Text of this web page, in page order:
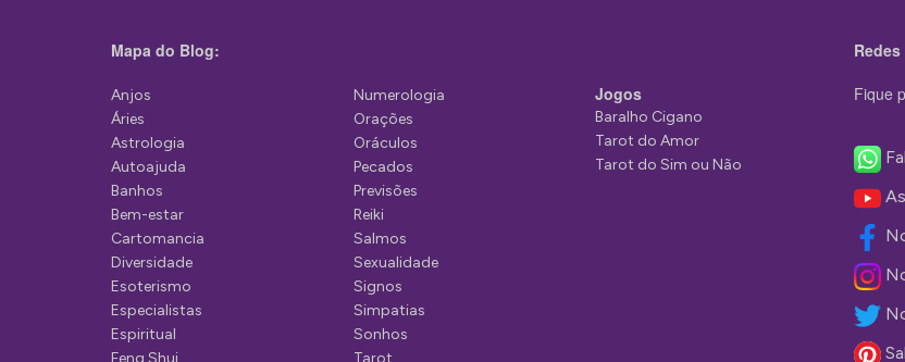
ç
o
d
e
P
o
s
t
Mapa do Blog:
Anjos
Áries
Astrologia
Autoajuda
Banhos
Bem-estar
Cartomancia
Diversidade
Esoterismo
Especialistas
Espiritual
Numerologia
Orações
Oráculos
Pecados
Previsões
Reiki
Salmos
Sexualidade
Signos
Simpatias
Sonhos
Jogos
Baralho Cigano
Tarot do Amor
Tarot do Sim ou Não
Fique